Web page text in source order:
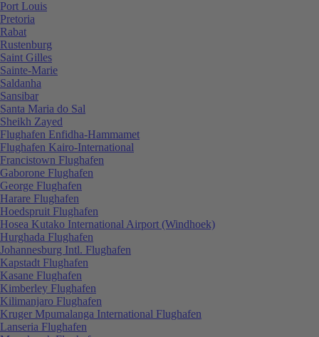
Port Louis
Pretoria
Rabat
Rustenburg
Saint Gilles
Sainte-Marie
Saldanha
Sansibar
Santa Maria do Sal
Sheikh Zayed
Flughafen Enfidha-Hammamet
Flughafen Kairo-International
Francistown Flughafen
Gaborone Flughafen
George Flughafen
Harare Flughafen
Hoedspruit Flughafen
Hosea Kutako International Airport (Windhoek)
Hurghada Flughafen
Johannesburg Intl. Flughafen
Kapstadt Flughafen
Kasane Flughafen
Kimberley Flughafen
Kilimanjaro Flughafen
Kruger Mpumalanga International Flughafen
Lanseria Flughafen